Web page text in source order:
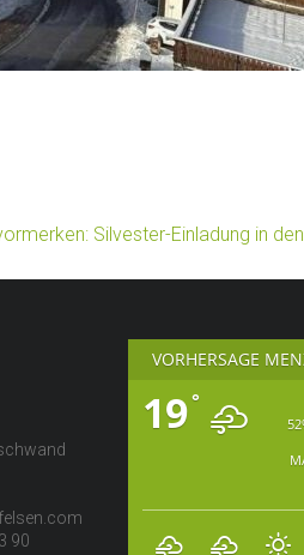
Silvester-Einladung in
90
19°